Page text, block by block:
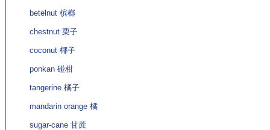
betelnut 槟榔
chestnut 栗子
coconut 椰子
ponkan 碰柑
tangerine 橘子
mandarin orange 橘
sugar-cane 甘蔗